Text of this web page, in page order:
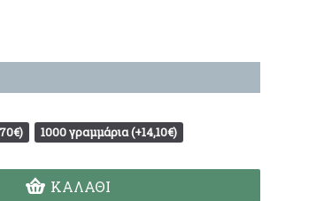
1000 γραμμάρια (+14,10€)
ΚΑΛΆΘΙ